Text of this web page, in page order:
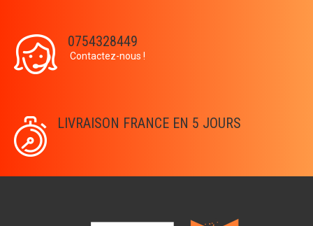
0754328449
Contactez-nous !
LIVRAISON FRANCE EN 5 JOURS